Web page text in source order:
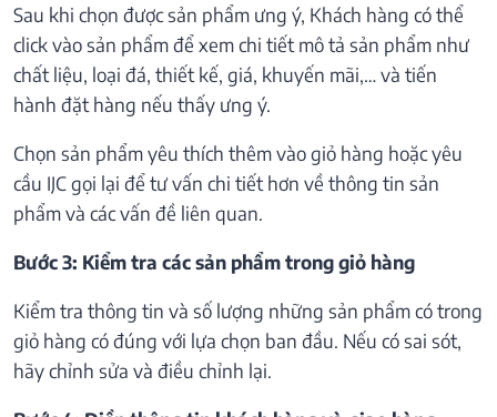
Sau khi chọn được sản phẩm ưng ý, Khách hàng có thể
click vào sản phẩm để xem chi tiết mô tả sản phẩm như
chất liệu, loại đá, thiết kế, giá, khuyến mãi,… và tiến
hành đặt hàng nếu thấy ưng ý.
Chọn sản phẩm yêu thích thêm vào giỏ hàng hoặc yêu
cầu IJC gọi lại để tư vấn chi tiết hơn về thông tin sản
phẩm và các vấn đề liên quan.
Bước 3: Kiểm tra các sản phẩm trong giỏ hàng
Kiểm tra thông tin và số lượng những sản phẩm có trong
giỏ hàng có đúng với lựa chọn ban đầu. Nếu có sai sót,
hãy chỉnh sửa và điều chỉnh lại.